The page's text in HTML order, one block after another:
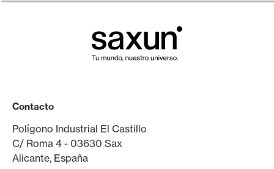
Contacto
Polígono Industrial El Castillo
C/ Roma 4 - 03630 Sax
Alicante, España